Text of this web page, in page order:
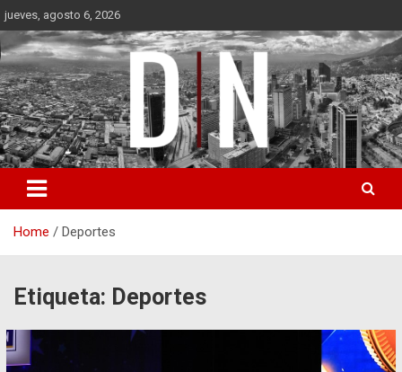
Skip
to
content
jueves, agosto 6, 2026
Diámetro Noticias
Home Deportes
Etiqueta: Deportes